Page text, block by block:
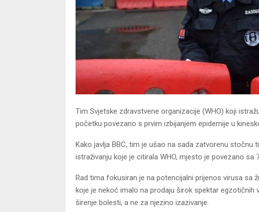
Tim Svjetske zdravstvene organizacije (WHO) koji
početku povezano s prvim izbijanjem epidemije u
Kako javlja BBC, tim je ušao na sada zatvorenu stočnu
istraživanju koje je citirala WHO, mjesto je povezano sa
Rad tima fokusiran je na potencijalni prijenos virusa sa
koje je nekoć imalo na prodaju širok spektar
širenje bolesti, a ne za njezino izazivanje.